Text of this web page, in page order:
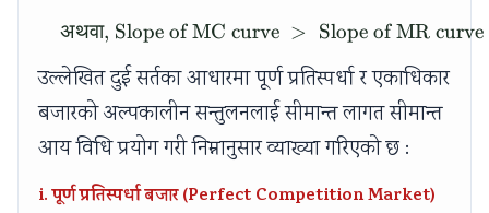
\text{अथवा, Slope of
अथवा, Slope of MC curve > Slope of MR curve
उल्लेखित दुई सर्तका आधारमा पूर्ण प्रतिस्पर्धा र एकाधिकार
बजारको अल्पकालीन सन्तुलनलाई सीमान्त लागत सीमान्त
आय विधि प्रयोग गरी निम्नानुसार व्याख्या गरिएको छ :
i. पूर्ण प्रतिस्पर्धा बजार (Perfect Competition Market)